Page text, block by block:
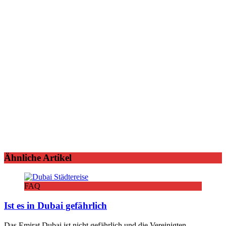
Ähnliche Artikel
FAQ
Ist es in Dubai gefährlich